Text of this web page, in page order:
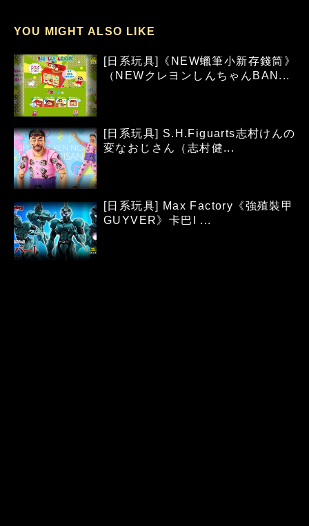
YOU MIGHT ALSO LIKE
[日系玩具]《NEW蠟筆小新存錢筒》
（NEWクレヨンしんちゃんBAN...
[日系玩具] S.H.Figuarts志村けんの
変なおじさん（志村健...
[日系玩具] Max Factory《強殖裝甲
GUYVER》卡巴I ...